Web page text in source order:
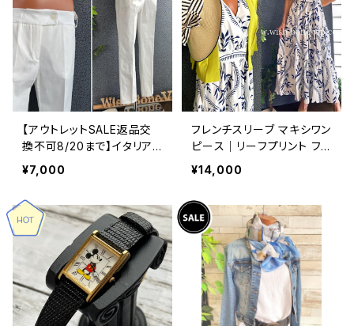
【アウトレットSALE返品交
換不可8/20まで】イタリア
製ストレッチパンツ｜RINAS
CIMENTO/リナシメント｜
チパンツ/ホワイト
¥7,000
フレンチスリーブ マキシワン
ピース｜リーフプリント フレ
ア袖 ウエスト切り替え イン
ポート ロングワンピース ・
間セール
¥14,000